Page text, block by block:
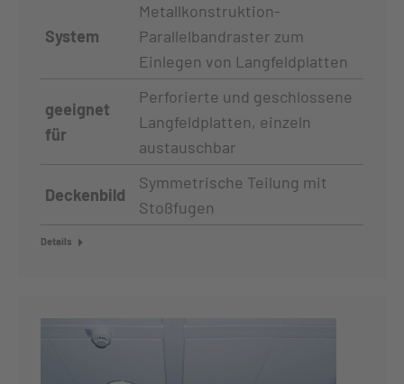
System
Metallkonstruktion-
Parallelbandraster zum
Einlegen von Langfeldplatten
geeignet
für
Perforierte und geschlossene
Langfeldplatten, einzeln
austauschbar
Deckenbild
Symmetrische Teilung mit
Stoßfugen
Details